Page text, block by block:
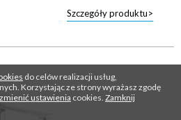
Szczegóły produktu>
do celów realizacji usług,
Korzystając ze strony wyrażasz zgodę
zmienić ustawienia cookies. Zamknij